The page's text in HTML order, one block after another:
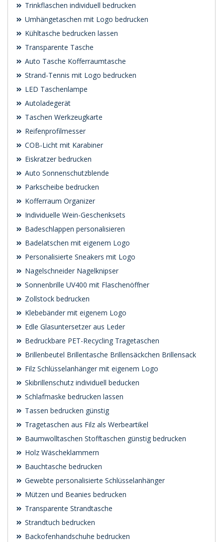
Trinkflaschen individuell bedrucken
Umhängetaschen mit Logo bedrucken
Kühltasche bedrucken lassen
Transparente Tasche
Auto Tasche Kofferraumtasche
Strand-Tennis mit Logo bedrucken
LED Taschenlampe
Autoladegerät
Taschen Werkzeugkarte
Reifenprofilmesser
COB-Licht mit Karabiner
Eiskratzer bedrucken
Auto Sonnenschutzblende
Parkscheibe bedrucken
Kofferraum Organizer
Individuelle Wein-Geschenksets
Badeschlappen personalisieren
Badelatschen mit eigenem Logo
Personalisierte Sneakers mit Logo
Nagelschneider Nagelknipser
Sonnenbrille UV400 mit Flaschenöffner
Zollstock bedrucken
Klebebänder mit eigenem Logo
Edle Glasuntersetzer aus Leder
Bedruckbare PET-Recycling Tragetaschen
Brillenbeutel Brillentasche Brillensäckchen Brillensack
Filz Schlüsselanhänger mit eigenem Logo
Skibrillenschutz individuell beducken
Schlafmaske bedrucken lassen
Tassen bedrucken günstig
Tragetaschen aus Filz als Werbeartikel
Baumwolltaschen Stofftaschen günstig bedrucken
Holz Wäscheklammern
Bauchtasche bedrucken
Gewebte personalisierte Schlüsselanhänger
Mützen und Beanies bedrucken
Transparente Strandtasche
Strandtuch bedrucken
Backofenhandschuhe bedrucken